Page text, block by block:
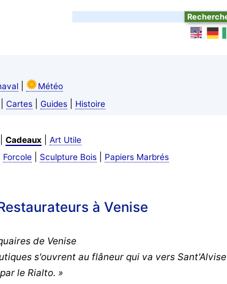
|
Météo
Cartes| Guides| Histoire
Cadeaux| Art Utile
Forcole| Sculpture Bois|
Papiers Marbrés
à Venise
de Venise
s'ouvrent au flâneur qui va vers Sant'Alvise
le Rialto. »